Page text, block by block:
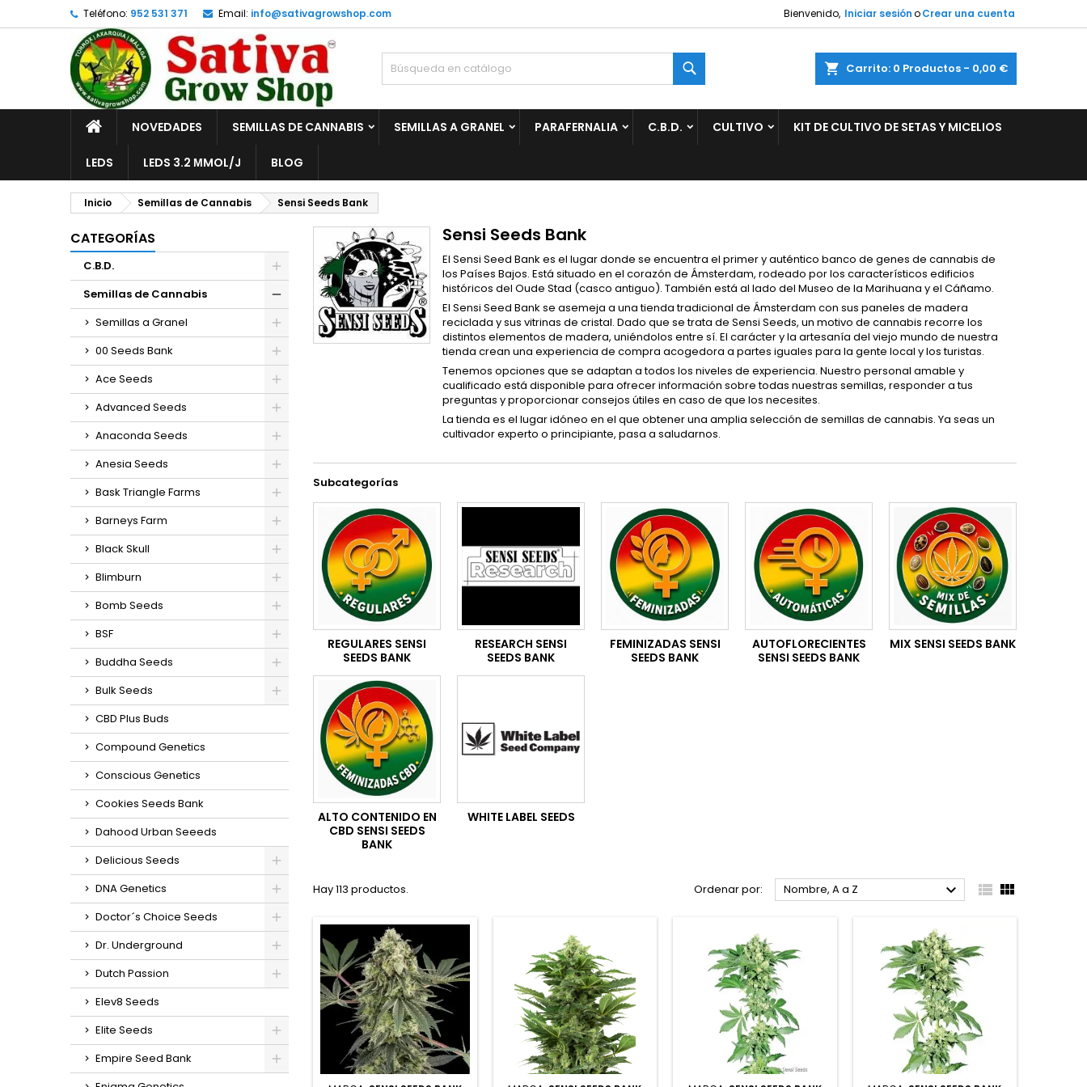
Teléfono: 952 531 371 Email: info@sativagrowshop.com Bienvenido, Iniciar sesiónoCrear una cuenta
Carrito 0 Productos - 0,00 €
INICIONOVEDADES SEMILLAS DE CANNABIS SEMILLAS A GRANEL PARAFERNALIA C.B.D. CULTIVO KIT DE CULTIVO DE SETAS Y MICELIOS
LEDS LEDS 3.2 ΜMOL/J BLOG
Inicio Semillas de Cannabis Sensi Seeds Bank
CATEGORÍAS
C.B.D.
Semillas de Cannabis
Semillas a Granel
00 Seeds Bank
Ace Seeds
Advanced Seeds
Anaconda Seeds
Anesia Seeds
Bask Triangle Farms
Barneys Farm
Black Skull
Blimburn
Bomb Seeds
BSF
Buddha Seeds
Bulk Seeds
CBD Plus Buds
Compound Genetics
Conscious Genetics
Cookies Seeds Bank
Dahood Urban Seeeds
Delicious Seeds
DNA Genetics
Doctor´s Choice Seeds
Dr. Underground
Dutch Passion
Elev8 Seeds
Elite Seeds
Empire Seed Bank
Sensi Seeds Bank
El Sensi Seed Bank es el lugar donde se encuentra el primer y auténtico banco de genes de cannabis de
los Países Bajos. Está situado en el corazón de Ámsterdam, rodeado por los característicos edificios
históricos del Oude Stad (casco antiguo). También está al lado del Museo de la Marihuana y el Cáñamo.
El Sensi Seed Bank se asemeja a una tienda tradicional de Ámsterdam con sus paneles de madera
reciclada y sus vitrinas de cristal. Dado que se trata de Sensi Seeds, un motivo de cannabis recorre los
distintos elementos de madera, uniéndolos entre sí. El carácter y la artesanía del viejo mundo de nuestra
tienda crean una experiencia de compra acogedora a partes iguales para la gente local y los turistas.
Tenemos opciones que se adaptan a todos los niveles de experiencia. Nuestro personal amable y
cualificado está disponible para ofrecer información sobre todas nuestras semillas, responder a tus
preguntas y proporcionar consejos útiles en caso de que los necesites.
La tienda es el lugar idóneo en el que obtener una amplia selección de semillas de cannabis. Ya seas un
cultivador experto o principiante, pasa a saludarnos.
Subcategorías
REGULARES SENSI
SEEDS BANK
RESEARCH SENSI
SEEDS BANK
FEMINIZADAS SENSI
SEEDS BANK
AUTOFLORECIENTES
SENSI SEEDS BANK
MIX SENSI SEEDS BANK
ALTO CONTENIDO EN
CBD SENSI SEEDS
BANK
WHITE LABEL SEEDS
Hay 113 productos. Ordenar por: Nombre, A a Z   
Añadir a la lista de deseos
Crear nueva lista
((modalTitle))
((confirmMessage))
Crear lista de deseos
Cancelar Crear lista de deseos
Iniciar sesión
Debe iniciar sesión para guardar productos en su lista de deseos.